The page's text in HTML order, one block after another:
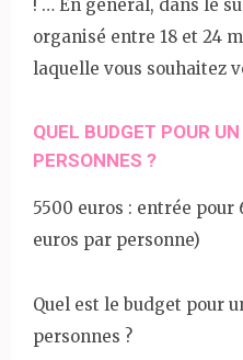
! … En général, dans le
organisé entre 18 et 24
laquelle vous souhaitez
QUEL BUDGET POUR
PERSONNES ?
5500 euros : entrée pour
euros par personne)
Quel est le budget pour
personnes ?